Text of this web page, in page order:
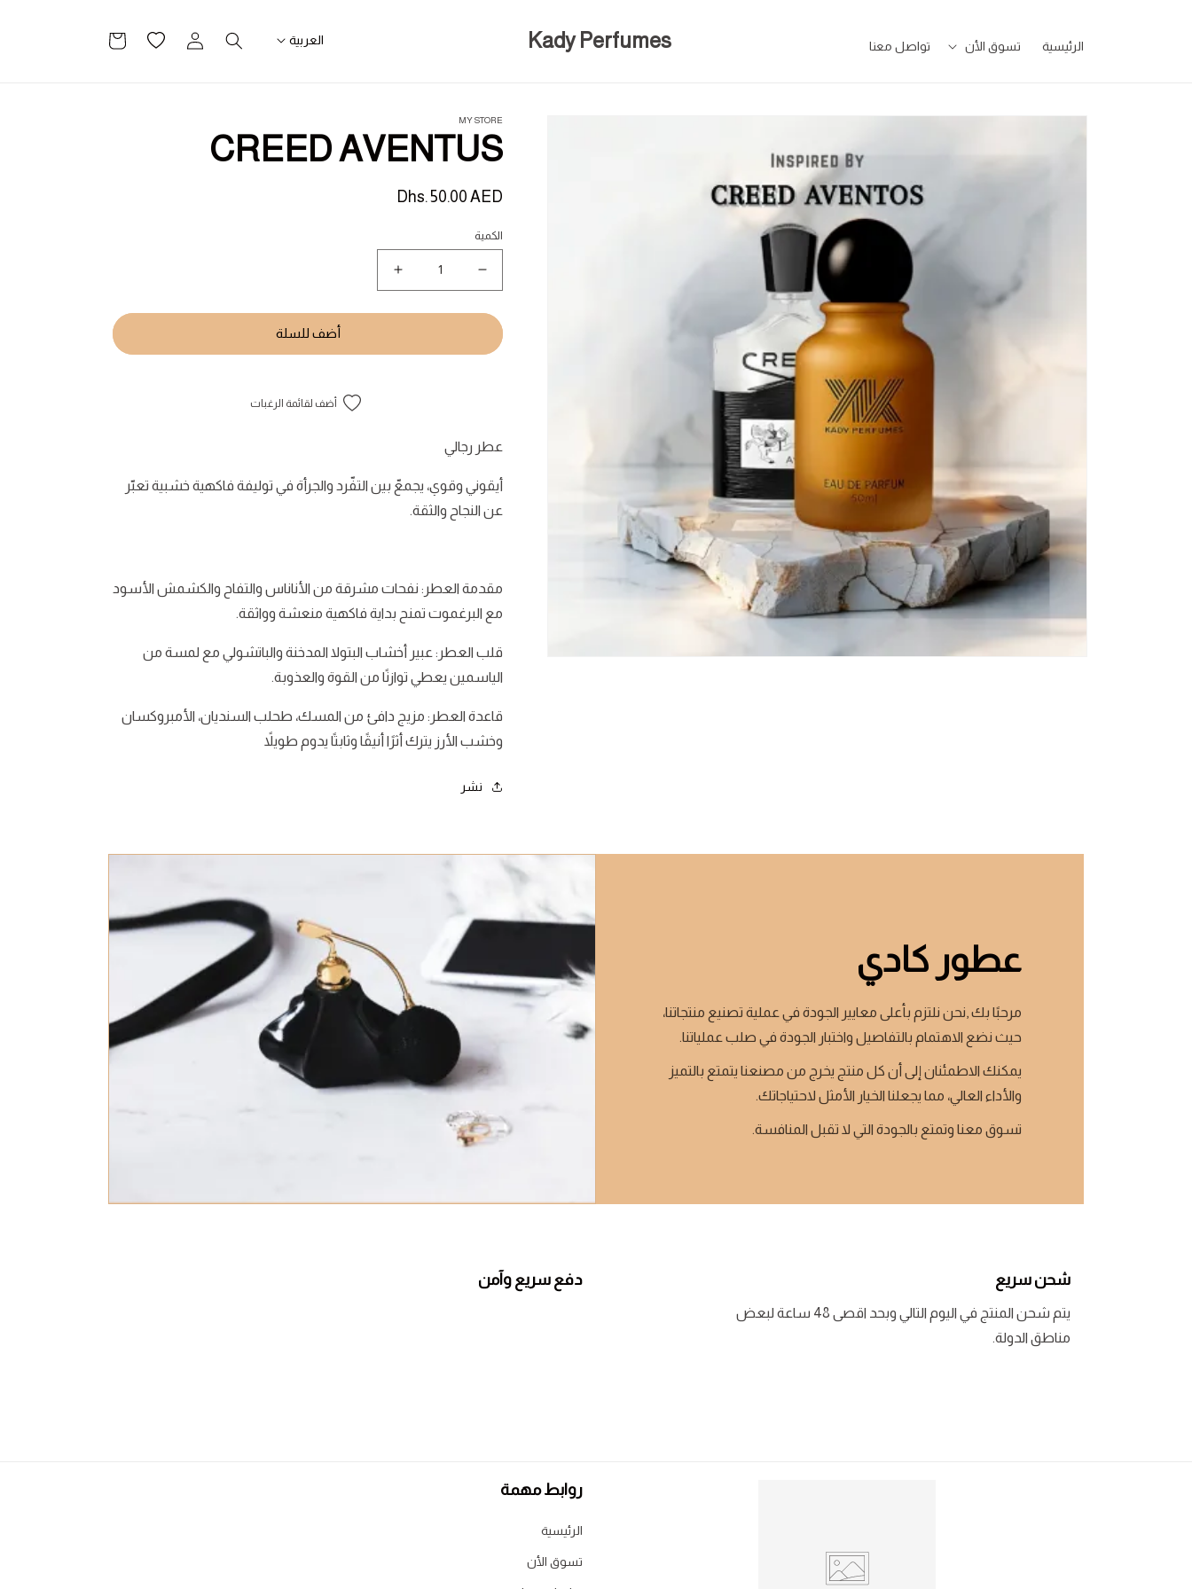
الرئيسية تسوق الأن تواصل معنا Kady Perfumes العربية
تسجيل
الدخول
قائمة
الرغبات
التسوق
تخطى
MY STORE
CREED AVENTUS
السعر
Dhs. 50.00 AED
الكمية
كمية
CREED
زيادة
كمية
CREED
AVENTUSأضف للسلة
أضف لقائمة الرغبات
عطر رجالي
أيقوني وقوي، يجمعّ بين التفّرد والجرأة في توليفة فاكهية خشبية تعبّر
عن النجاح والثقة.
مقدمة العطر: نفحات مشرقة من الأناناس والتفاح والكشمش الأسود
مع البرغموت تمنح بداية فاكهية منعشة وواثقة.
قلب العطر: عبير أخشاب البتولا المدخنة والباتشولي مع لمسة من
الياسمين يعطي توازنًا من القوة والعذوبة.
قاعدة العطر: مزيج دافئ من المسك، طحلب السنديان، الأمبروكسان
وخشب الأرز يترك أثرًا أنيقًا وثابتًا يدوم طويلاً
نشر
عطور كادي
مرحبًا بك ,نحن نلتزم بأعلى معايير الجودة في عملية تصنيع منتجاتنا،
حيث نضع الاهتمام بالتفاصيل واختبار الجودة في صلب عملياتنا.
يمكنك الاطمئنان إلى أن كل منتج يخرج من مصنعنا يتمتع بالتميز
والأداء العالي، مما يجعلنا الخيار الأمثل لاحتياجاتك.
تسوق معنا وتمتع بالجودة التي لا تقبل المنافسة.
شحن سريع
يتم شحن المنتج في اليوم التالي وبحد اقصى 48 ساعة لبعض
مناطق الدولة.
دفع سريع وآمن
روابط مهمة
الرئيسية
تسوق الأن